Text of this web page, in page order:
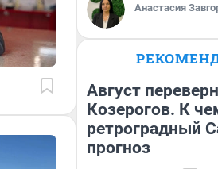
Анастасия
Август
Козерогов. К
ретроградный
прогноз